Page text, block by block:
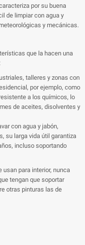
por su buena
de limpiar con agua y
y mecánicas.
que la hacen una
talleres y zonas con
por ejemplo, como
a los químicos, lo
de aceites, disolventes y
con agua y jabón,
su larga vida útil garantiza
incluso soportando
usan para interior, nunca
tengan que soportar
otras pinturas las de